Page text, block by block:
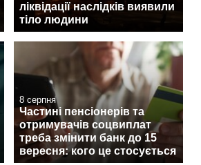
ліквідації наслідків виявили
тіло людини
8 серпня
Частині пенсіонерів та
отримувачів соцвиплат
треба змінити банк до 15
вересня: кого це стосується